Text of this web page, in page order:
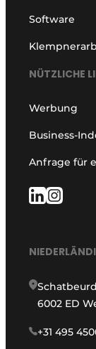
Software
NÜTZLICHE
Werbung
Business-
Anfrage für
6002 ED
+31 495